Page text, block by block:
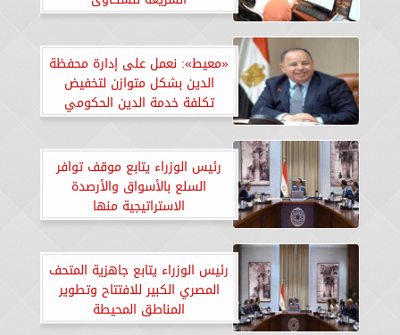
«معيط»: نعمل على إدارة محفظة
الدين بشكل متوازن لتخفيض
تكلفة خدمة الدين الحكومي
رئيس الوزراء يتابع موقف توافر
السلع بالأسواق والأرصدة
الاستراتيجية منها
رئيس الوزراء يتابع جاهزية المتحف
المصري الكبير للافتتاح وتطوير
المناطق المحيطة